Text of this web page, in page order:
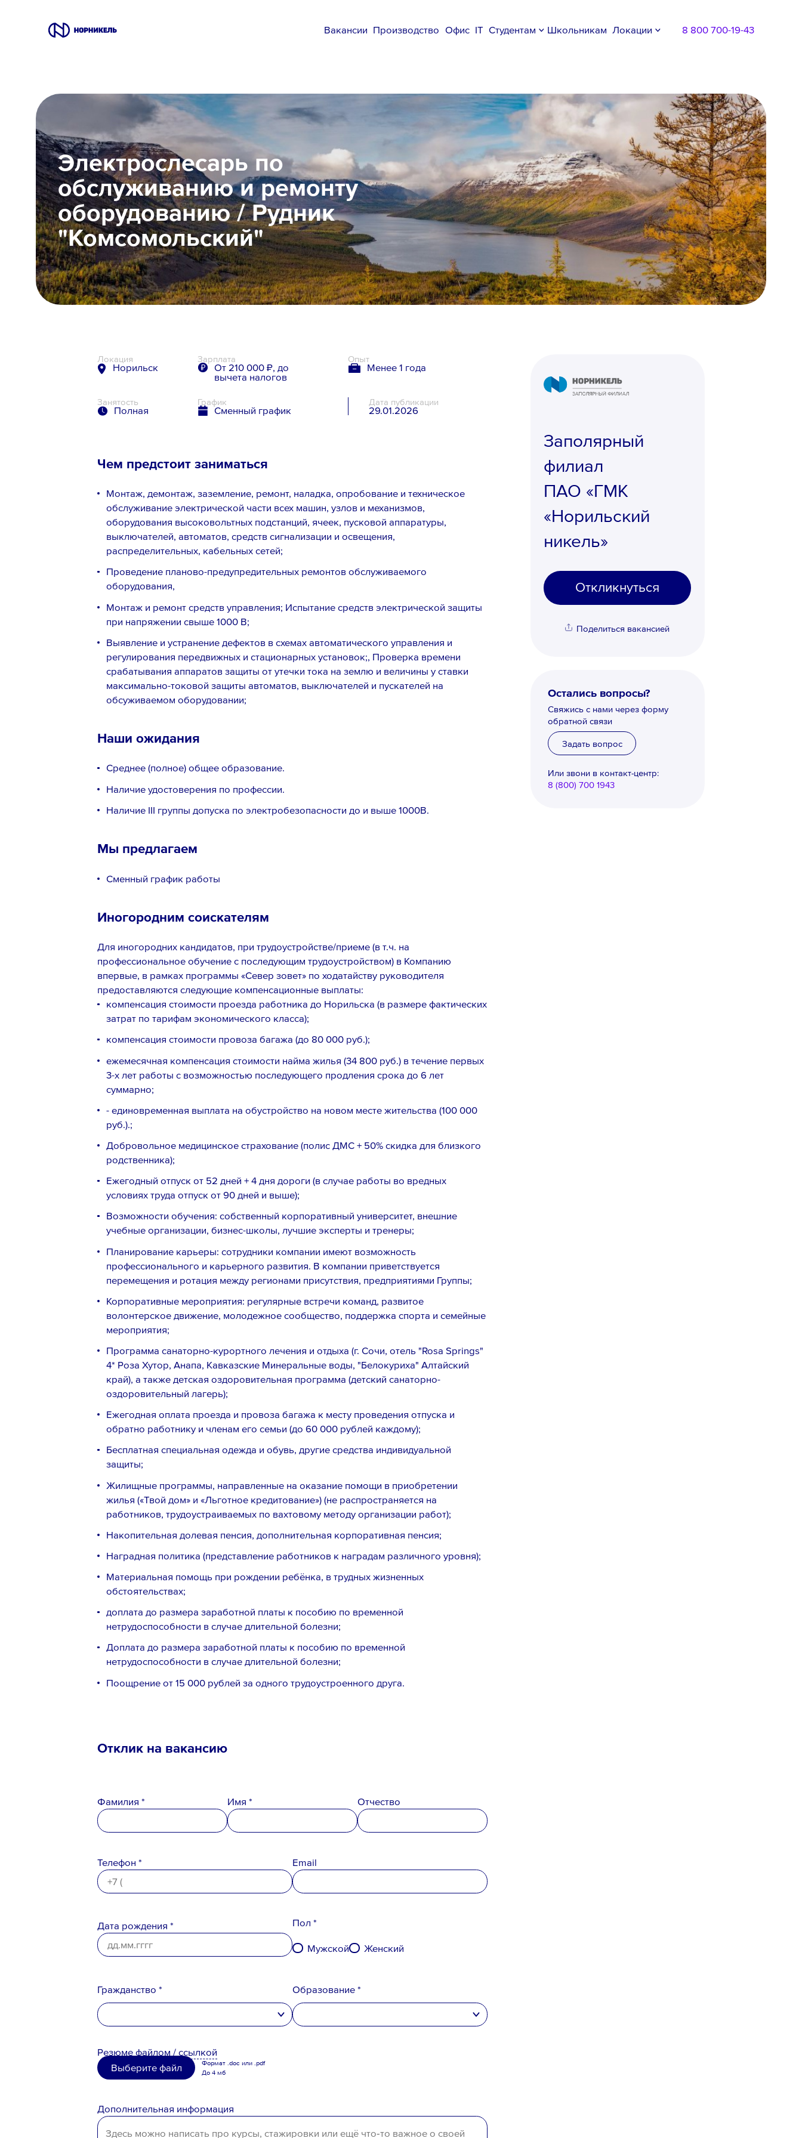
Вакансии Производство Офис IT Студентам Школьникам Локации 8 800 700-19-43
Производство
Офис
Студентам
Школьникам
Локации
8 800 700-19-43
Электрослесарь по
обслуживанию и ремонту
оборудованию / Рудник
"Комсомольский"
Локация
Норильск
Зарплата
От 210 000 ₽, до
вычета налогов
Опыт
Менее 1 года
Занятость
Полная
График
Сменный график
Дата публикации
29.01.2026
Чем предстоит заниматься
Монтаж, демонтаж, заземление, ремонт, наладка, опробование и техническое
обслуживание электрической части всех машин, узлов и механизмов,
оборудования высоковольтных подстанций, ячеек, пусковой аппаратуры,
выключателей, автоматов, средств сигнализации и освещения,
распределительных, кабельных сетей;
Проведение планово-предупредительных ремонтов обслуживаемого
оборудования,
Монтаж и ремонт средств управления; Испытание средств электрической защиты
при напряжении свыше 1000 В;
Выявление и устранение дефектов в схемах автоматического управления и
регулирования передвижных и стационарных установок;, Проверка времени
срабатывания аппаратов защиты от утечки тока на землю и величины у ставки
максимально-токовой защиты автоматов, выключателей и пускателей на
обсуживаемом оборудовании;
Наши ожидания
Среднее (полное) общее образование.
Наличие удостоверения по профессии.
Наличие III группы допуска по электробезопасности до и выше 1000В.
Мы предлагаем
Сменный график работы
Иногородним соискателям
Для иногородних кандидатов, при трудоустройстве/приеме (в т.ч. на
профессиональное обучение с последующим трудоустройством) в Компанию
впервые, в рамках программы «Север зовет» по ходатайству руководителя
предоставляются следующие компенсационные выплаты:
компенсация стоимости проезда работника до Норильска (в размере фактических
затрат по тарифам экономического класса);
компенсация стоимости провоза багажа (до 80 000 руб.);
ежемесячная компенсация стоимости найма жилья (34 800 руб.) в течение первых
3-х лет работы с возможностью последующего продления срока до 6 лет
суммарно;
- единовременная выплата на обустройство на новом месте жительства (100 000
руб.).;
Добровольное медицинское страхование (полис ДМС + 50% скидка для близкого
родственника);
Ежегодный отпуск от 52 дней + 4 дня дороги (в случае работы во вредных
условиях труда отпуск от 90 дней и выше);
Возможности обучения: собственный корпоративный университет, внешние
учебные организации, бизнес-школы, лучшие эксперты и тренеры;
Планирование карьеры: сотрудники компании имеют возможность
профессионального и карьерного развития. В компании приветствуется
перемещения и ротация между регионами присутствия, предприятиями Группы;
Корпоративные мероприятия: регулярные встречи команд, развитое
волонтерское движение, молодежное сообщество, поддержка спорта и семейные
мероприятия;
Программа санаторно-курортного лечения и отдыха (г. Сочи, отель "Rosa Springs"
4* Роза Хутор, Анапа, Кавказские Минеральные воды, "Белокуриха" Алтайский
край), а также детская оздоровительная программа (детский санаторно-
оздоровительный лагерь);
Ежегодная оплата проезда и провоза багажа к месту проведения отпуска и
обратно работнику и членам его семьи (до 60 000 рублей каждому);
Бесплатная специальная одежда и обувь, другие средства индивидуальной
защиты;
Жилищные программы, направленные на оказание помощи в приобретении
жилья («Твой дом» и «Льготное кредитование») (не распространяется на
работников, трудоустраиваемых по вахтовому методу организации работ);
Накопительная долевая пенсия, дополнительная корпоративная пенсия;
Наградная политика (представление работников к наградам различного уровня);
Материальная помощь при рождении ребёнка, в трудных жизненных
обстоятельствах;
доплата до размера заработной платы к пособию по временной
нетрудоспособности в случае длительной болезни;
Доплата до размера заработной платы к пособию по временной
нетрудоспособности в случае длительной болезни;
Поощрение от 15 000 рублей за одного трудоустроенного друга.
Заполярный
филиал
ПАО «ГМК
«Норильский
никель»
Откликнуться
Поделиться вакансией
Остались вопросы?
Свяжись с нами через форму
обратной связи
Задать вопрос
Или звони в контакт-центр:
8 (800) 700 1943
Телефон * Email *
Вопрос *
Ознакомлен сПолитикой конфиденциальности,
персональных данных
Отклик на вакансию
Фамилия * Имя * Отчество
Телефон * Email
Дата рождения *
Пол *
Мужской
Женский
Гражданство *
Беларусь
Казахстан
Образование *
Резюмефайлом /ссылкой
Выберите файл
Формат .doc или .pdf
До 4 мб
Дополнительная информация